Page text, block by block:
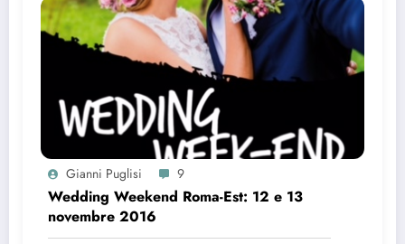
Gianni Puglisi 9
Wedding Weekend Roma-Est: 12 e 13
novembre 2016